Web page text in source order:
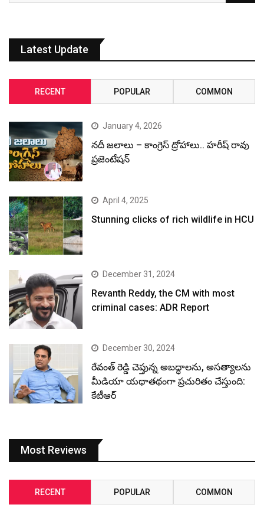
Latest Update
RECENT POPULAR COMMON
January 4, 2026
నదీ జలాలు – కాంగ్రెస్ ద్రోహాలు.. హరీష్ రావు
ప్రజెంటేషన్
April 4, 2025
Stunning clicks of rich wildlife in HCU
December 31, 2024
Revanth Reddy, the CM with most
criminal cases: ADR Report
December 30, 2024
రేవంత్ రెడ్డి చెప్తున్న అబద్ధాలను, అసత్యాలను
మీడియా యథాతథంగా ప్రచురితం చేస్తుంది:
కేటీఆర్
Most Reviews
RECENT POPULAR COMMON